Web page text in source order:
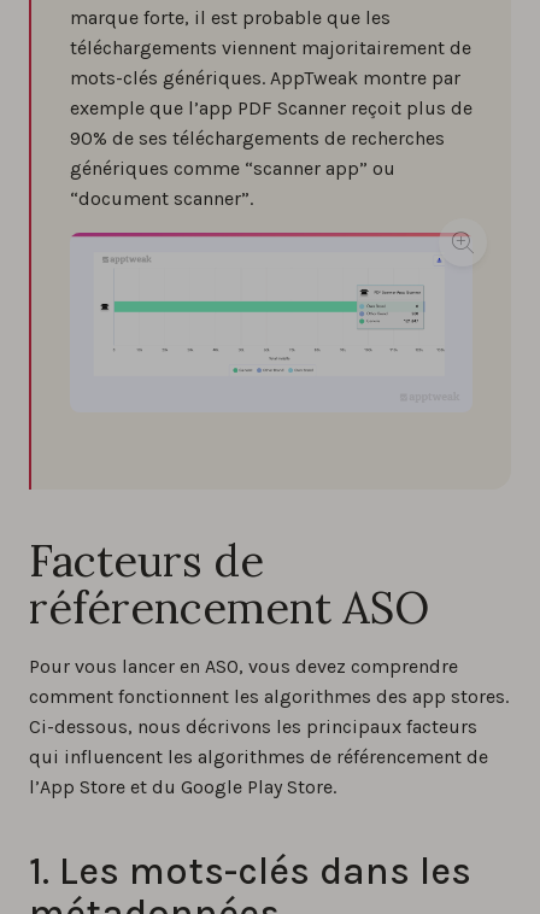
marque forte, il est probable que les
téléchargements viennent majoritairement de
mots-clés génériques. AppTweak montre par
exemple que l’app PDF Scanner reçoit plus de
90% de ses téléchargements de recherches
génériques comme “scanner app” ou
“document scanner”.
Facteurs de
référencement ASO
Pour vous lancer en ASO, vous devez comprendre
comment fonctionnent les algorithmes des app stores.
Ci-dessous, nous décrivons les principaux facteurs
qui influencent les algorithmes de référencement de
l’App Store et du Google Play Store.
1. Les mots-clés dans les